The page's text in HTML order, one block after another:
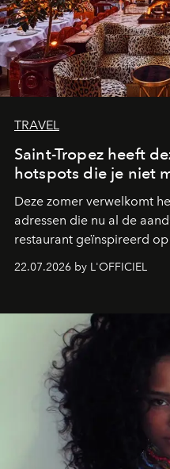
TRAVEL
Saint-Tropez heeft
hotspots die je niet
Deze zomer verwelkomt
adressen die nu al de
restaurant geïnspireerd
zestig, een Japanse
verandert in een
neerstrijkt in Saint-Tropez.
die deze zomer de toon
zwoele nachten.
22.07.2026 by L'OFFICIEL